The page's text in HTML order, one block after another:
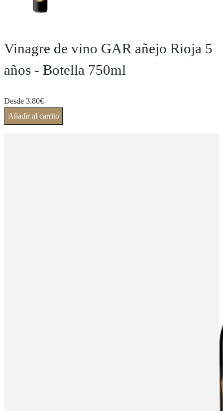
Vinagre de vino GAR añejo Rioja 5
años - Botella 750ml
Desde 3.80€
Añadir al carrito